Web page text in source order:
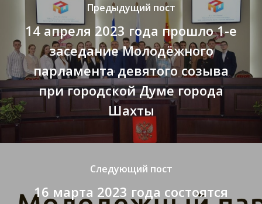
Предыдущий пост
14 апреля 2023 года прошло 1-е
заседание Молодёжного
парламента девятого созыва
при городской Думе города
Шахты
Следующий пост
16 марта 2023 года состоятся